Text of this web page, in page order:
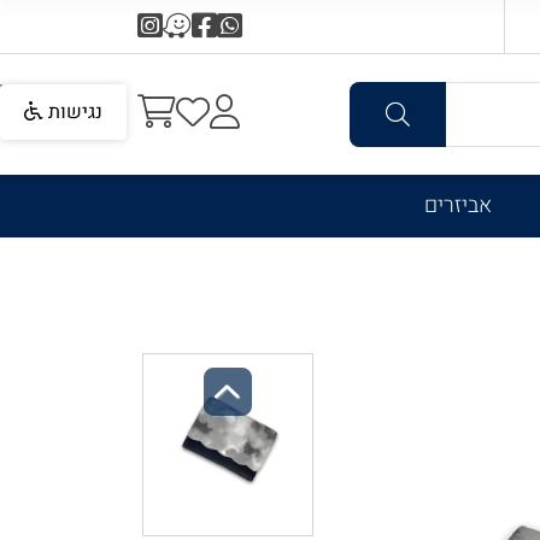
אביזרים
Previous
נגישות